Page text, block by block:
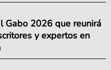
Gabo 2026 que reunirá
y expertos en